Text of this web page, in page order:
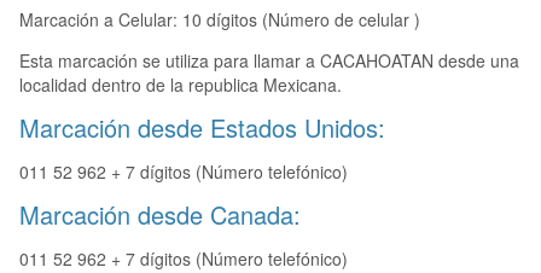
Marcación a Celular: 10 dígitos (Número de celular )
Esta marcación se utiliza para llamar a CACAHOATAN desde una
localidad dentro de la republica Mexicana.
Marcación desde Estados Unidos:
011 52 962 + 7 dígitos (Número telefónico)
Marcación desde Canada:
011 52 962 + 7 dígitos (Número telefónico)